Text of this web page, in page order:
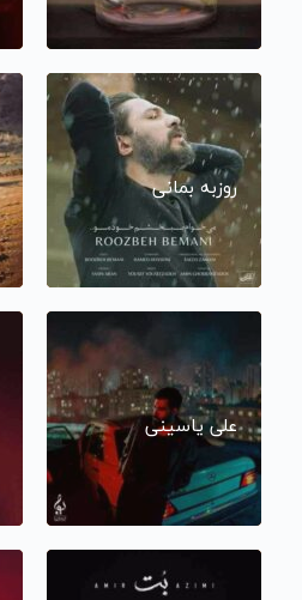
روزبه بمانی
علی یاسینی